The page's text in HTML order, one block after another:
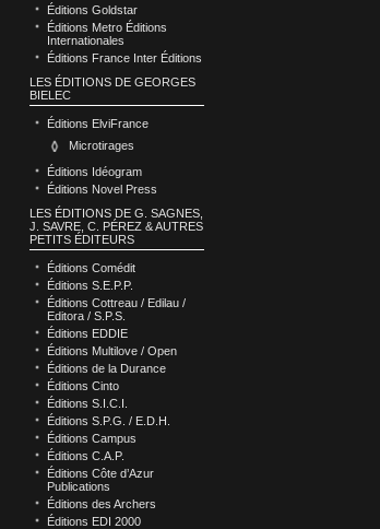
Éditions Goldstar
Éditions Metro Éditions
Internationales
Éditions France Inter Éditions
LES ÉDITIONS DE GEORGES
BIELEC
Éditions ElviFrance
Microtirages
Éditions Idéogram
Éditions Novel Press
LES ÉDITIONS DE G. SAGNES,
J. SAVRE, C. PÉREZ & AUTRES
PETITS ÉDITEURS
Éditions Comédit
Éditions S.E.P.P.
Éditions Cottreau / Edilau /
Editora / S.P.S.
Éditions EDDIE
Éditions Multilove / Open
Éditions de la Durance
Éditions Cinto
Éditions S.I.C.I.
Éditions S.P.G. / E.D.H.
Éditions Campus
Éditions C.A.P.
Éditions Côte d’Azur
Publications
Éditions des Archers
Éditions EDI 2000